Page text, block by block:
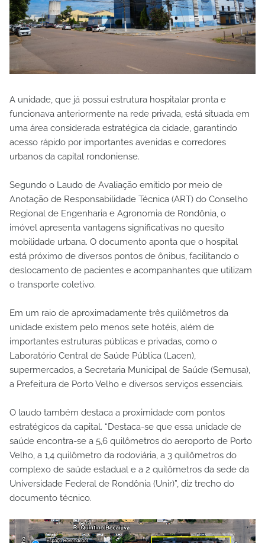
A unidade, que já possui estrutura hospitalar pronta e
funcionava anteriormente na rede privada, está situada em
uma área considerada estratégica da cidade, garantindo
acesso rápido por importantes avenidas e corredores
urbanos da capital rondoniense.
Segundo o Laudo de Avaliação emitido por meio de
Anotação de Responsabilidade Técnica (ART) do Conselho
Regional de Engenharia e Agronomia de Rondônia, o
imóvel apresenta vantagens significativas no quesito
mobilidade urbana. O documento aponta que o hospital
está próximo de diversos pontos de ônibus, facilitando o
deslocamento de pacientes e acompanhantes que utilizam
o transporte coletivo.
Em um raio de aproximadamente três quilômetros da
unidade existem pelo menos sete hotéis, além de
importantes estruturas públicas e privadas, como o
Laboratório Central de Saúde Pública (Lacen),
supermercados, a Secretaria Municipal de Saúde (Semusa),
a Prefeitura de Porto Velho e diversos serviços essenciais.
O laudo também destaca a proximidade com pontos
estratégicos da capital. “Destaca-se que essa unidade de
saúde encontra-se a 5,6 quilômetros do aeroporto de Porto
Velho, a 1,4 quilômetro da rodoviária, a 3 quilômetros do
complexo de saúde estadual e a 2 quilômetros da sede da
Universidade Federal de Rondônia (Unir)”, diz trecho do
documento técnico.